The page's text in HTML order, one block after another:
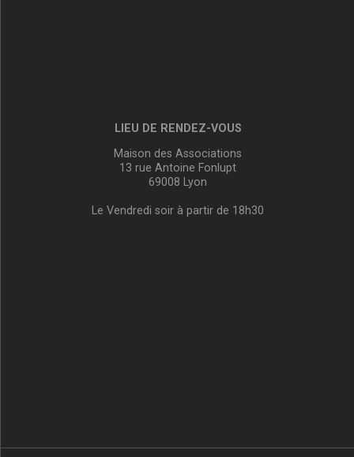
LIEU DE RENDEZ-VOUS
Maison des Associations
13 rue Antoine Fonlupt
69008 Lyon
Le Vendredi soir à partir de 18h30